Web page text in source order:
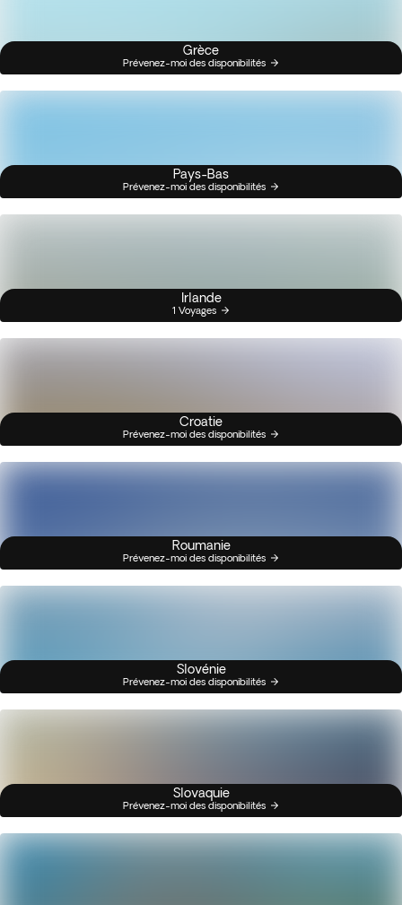
Grèce
Prévenez-moi des disponibilités
Pays-Bas
Prévenez-moi des disponibilités
Irlande
1 Voyages
Croatie
Prévenez-moi des disponibilités
Roumanie
Prévenez-moi des disponibilités
Slovénie
Prévenez-moi des disponibilités
Slovaquie
Prévenez-moi des disponibilités